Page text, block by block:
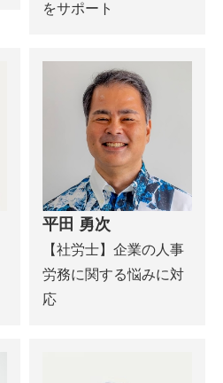
をサポート
平田 勇次
【社労士】企業の人事
労務に関する悩みに対
応